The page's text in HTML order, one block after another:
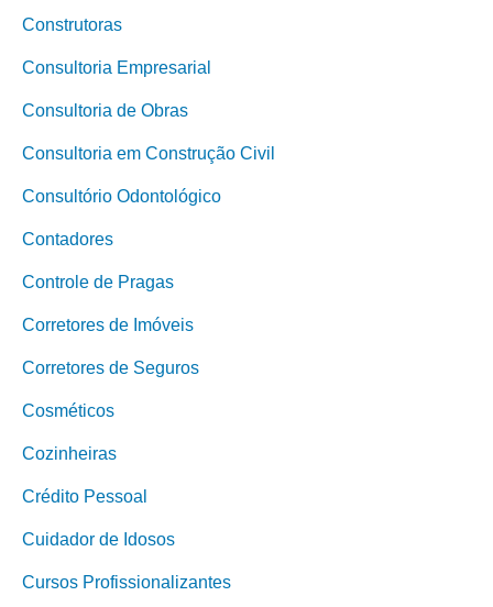
Construtoras
Consultoria Empresarial
Consultoria de Obras
Consultoria em Construção Civil
Consultório Odontológico
Contadores
Controle de Pragas
Corretores de Imóveis
Corretores de Seguros
Cosméticos
Cozinheiras
Crédito Pessoal
Cuidador de Idosos
Cursos Profissionalizantes